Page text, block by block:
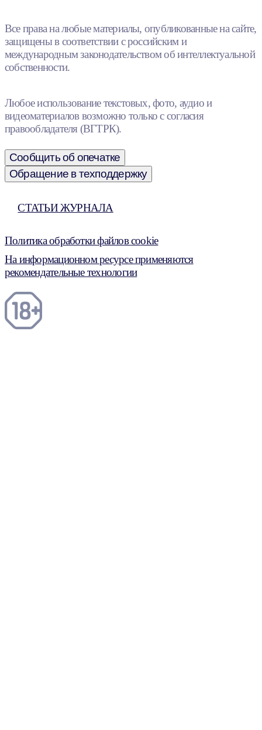
Все права на любые материалы, опубликованные на сайте,
защищены в соответствии с российским и
международным законодательством об интеллектуальной
собственности.
Любое использование текстовых, фото, аудио и
видеоматериалов возможно только с согласия
правообладателя (ВГТРК).
Сообщить об опечатке
Обращение в техподдержку
СТАТЬИ ЖУРНАЛА
Политика обработки файлов cookie
На информационном ресурсе применяются
рекомендательные технологии